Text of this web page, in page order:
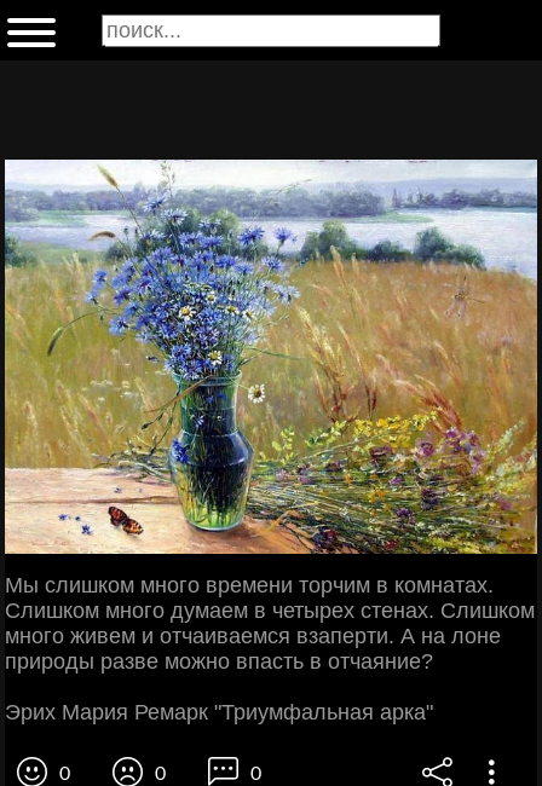
Мы слишком много времени торчим в комнатах.
Слишком много думаем в четырех стенах. Слишком
много живем и отчаиваемся взаперти. А на лоне
природы разве можно впасть в отчаяние?
Эрих Мария Ремарк "Триумфальная арка"
0 0 0